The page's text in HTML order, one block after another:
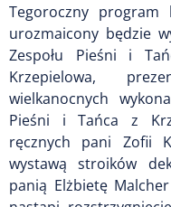
Tegoroczny program
urozmaicony będzie
Zespołu Pieśni i
Krzepielowa,
wielkanocnych
Pieśni i Tańca z
ręcznych pani Zofii
wystawą stroików
panią Elżbietę